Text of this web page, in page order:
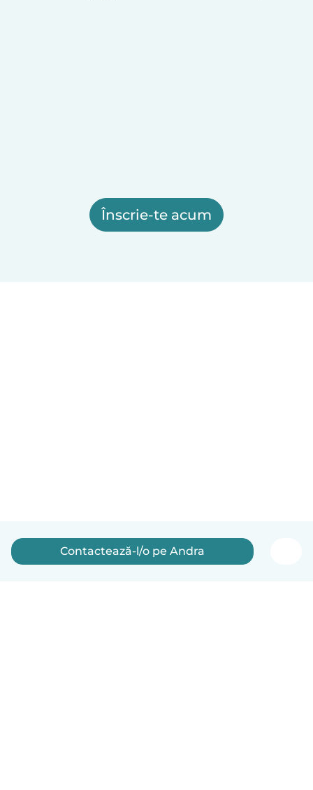
Înscrie-te acum
Contactează-l/o pe Andra